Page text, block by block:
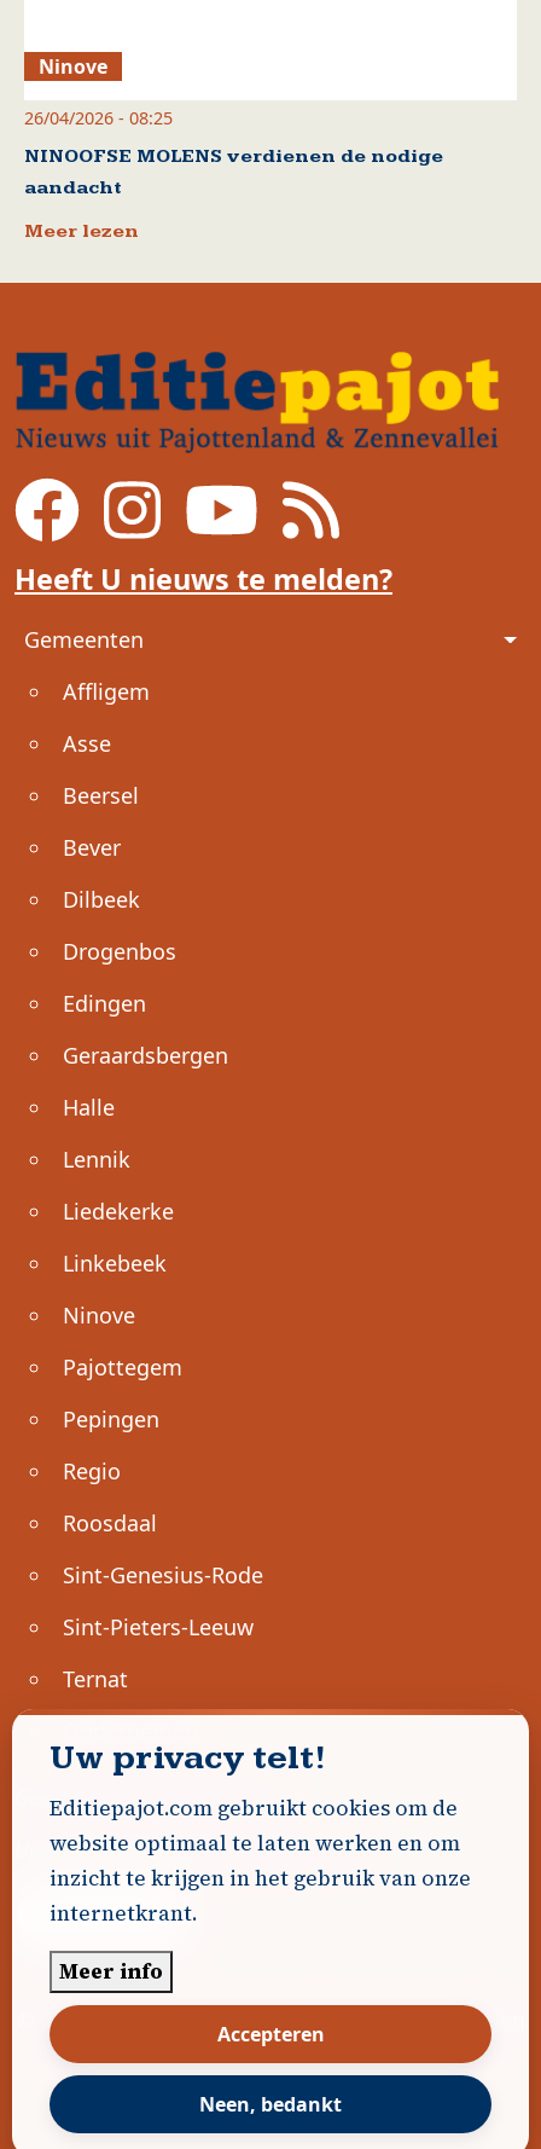
Ninove
26/04/2026 - 08:25
NINOOFSE MOLENS verdienen de nodige
aandacht
Meer lezen
Heeft U nieuws te melden?
Voet
Gemeenten
Affligem
Asse
Beersel
Bever
Dilbeek
Drogenbos
Edingen
Geraardsbergen
Halle
Lennik
Liedekerke
Linkebeek
Ninove
Pajottegem
Pepingen
Regio
Roosdaal
Sint-Genesius-Rode
Sint-Pieters-Leeuw
Ternat
Geen advertenties gevonden.
Uw advertentie hier? Contacteer ons!
Word Partner!
© 2026 Editiepajot.com
Algemene voorwaarden
|Disclaimer Privacybeleid Cookiebeleid|
Gerealiseerd doorDavidHosse.net
Uw privacy telt!
Editiepajot.com gebruikt cookies om de
website optimaal te laten werken en om
inzicht te krijgen in het gebruik van onze
internetkrant.
Meer info
Accepteren
Neen, bedankt